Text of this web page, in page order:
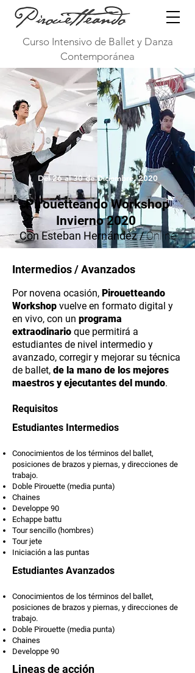
Curso Intensivo de Ballet y Danza
Contemporánea
Del 26 al 30 de Diciembre, 2020
Pirouetteando Workshop
Invierno 2020
Con Esteban Hernández /Online
Intermedios / Avanzados
Por novena ocasión, Pirouetteando
Workshop vuelve en formato digital y
en vivo, con un programa
extraodinario que permitirá a
estudiantes de nivel intermedio y
avanzado, corregir y mejorar su técnica
de ballet, de la mano de los mejores
maestros y ejecutantes del mundo.
Requisitos
Estudiantes Intermedios​
Conocimientos de los términos del ballet,
posiciones de brazos y piernas, y direcciones de
trabajo.
Doble Pirouette (media punta)
Chaines
Developpe 90
Echappe battu
Tour sencillo (hombres)
Tour jete
Iniciación a las puntas
Estudiantes Avanzados​
Conocimientos de los términos del ballet,
posiciones de brazos y piernas, y direcciones de
trabajo.
Doble Pirouette (media punta)
Chaines
Developpe 90
Lineas de acción